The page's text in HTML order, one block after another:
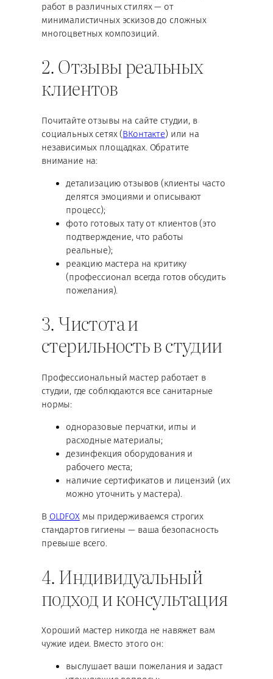
работ в различных стилях — от
минималистичных эскизов до сложных
многоцветных композиций.
2. Отзывы реальных
клиентов
Почитайте отзывы на сайте студии, в
социальных сетях (ВКонтакте) или на
независимых площадках. Обратите
внимание на:
детализацию отзывов (клиенты часто
делятся эмоциями и описывают
процесс);
фото готовых тату от клиентов (это
подтверждение, что работы
реальные);
реакцию мастера на критику
(профессионал всегда готов обсудить
пожелания).
3. Чистота и
стерильность в студии
Профессиональный мастер работает в
студии, где соблюдаются все санитарные
нормы:
одноразовые перчатки, иглы и
расходные материалы;
дезинфекция оборудования и
рабочего места;
наличие сертификатов и лицензий (их
можно уточнить у мастера).
В OLDFOXмы придерживаемся строгих
стандартов гигиены — ваша безопасность
превыше всего.
4. Индивидуальный
подход и консультация
Хороший мастер никогда не навяжет вам
чужие идеи. Вместо этого он:
выслушает ваши пожелания и задаст